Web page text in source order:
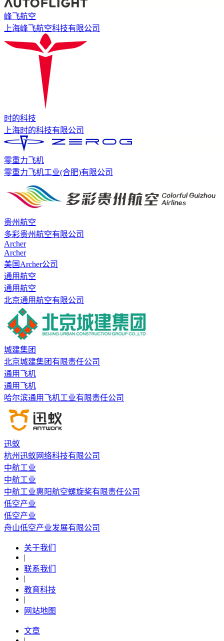
峰飞航空
上海峰飞航空科技有限公司
时的科技
上海时的科技有限公司
零重力飞机
零重力飞机工业(合肥)有限公司
贵州航空
多彩贵州航空有限公司
Archer
Archer
美国Archer公司
通用航空
通用航空
北京通用航空有限公司
城建集团
北京城建集团有限责任公司
通用飞机
通用飞机
哈尔滨通用飞机工业有限责任公司
迅蚁
杭州迅蚁网络科技有限公司
中航工业
中航工业
中航工业惠阳航空螺旋桨有限责任公司
低空产业
低空产业
舟山低空产业发展有限公司
关于我们
|
联系我们
|
教育科技
|
网站地图
文章